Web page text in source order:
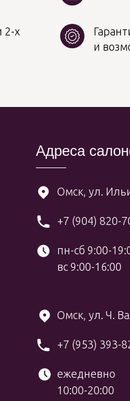
2-х
и
Адреса
+7 (904) 820-
пн-сб 9:00-
вс 9:00-16:00
Омск, ул.
+7 (953) 393-
ежедневно
10:00-20:00
Омск, ул. Ч.